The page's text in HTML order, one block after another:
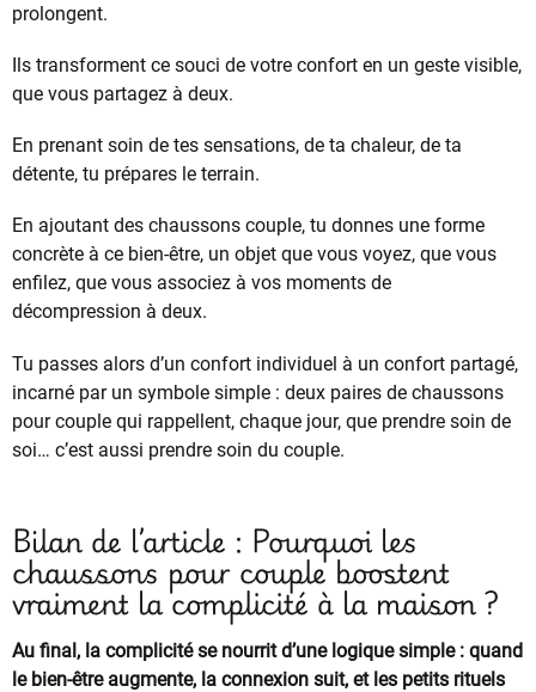
prolongent.
Ils transforment ce souci de votre confort en un geste visible,
que vous partagez à deux.
En prenant soin de tes sensations, de ta chaleur, de ta
détente, tu prépares le terrain.
En ajoutant des chaussons couple, tu donnes une forme
concrète à ce bien-être, un objet que vous voyez, que vous
enfilez, que vous associez à vos moments de
décompression à deux.
Tu passes alors d’un confort individuel à un confort partagé,
incarné par un symbole simple : deux paires de chaussons
pour couple qui rappellent, chaque jour, que prendre soin de
soi… c’est aussi prendre soin du couple.
Bilan de l’article : Pourquoi les
chaussons pour couple boostent
vraiment la complicité à la maison ?
Au final, la complicité se nourrit d’une logique simple : quand
le bien-être augmente, la connexion suit, et les petits rituels